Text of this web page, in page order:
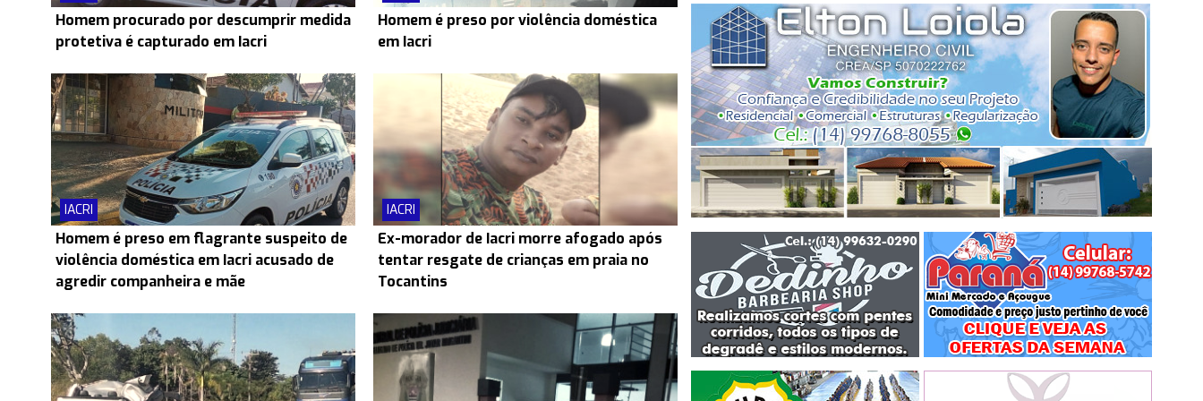
Homem procurado por descumprir medida
protetiva é capturado em Iacri
Homem é preso por violência doméstica
em Iacri
IACRI
Homem é preso em flagrante suspeito de
violência doméstica em Iacri acusado de
agredir companheira e mãe
IACRI
Ex-morador de Iacri morre afogado após
tentar resgate de crianças em praia no
Tocantins